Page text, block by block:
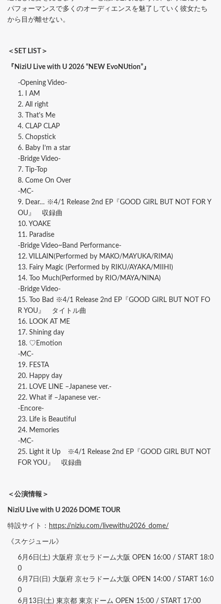
パフォーマンスで多くのオーディエンスを魅了していく彼女たち
から目が離せない。
＜SET LIST＞
『NiziU Live with U 2026 “NEW EvoNUtion”』
-Opening Video-
1. I AM
2. All right
3. That's Me
4. CLAP CLAP
5. Chopstick
6. Baby I’m a star
-Bridge Video-
7. Tip-Top
8. Come On Over
-MC-
9. Dear… ※4/1 Release 2nd EP『GOOD GIRL BUT NOT FOR Y
OU』 収録曲
10. YOAKE
11. Paradise
-Bridge Video~Band Performance-
12. VILLAIN(Performed by MAKO/MAYUKA/RIMA)
13. Fairy Magic (Performed by RIKU/AYAKA/MIIHI)
14. Too Much(Performed by RIO/MAYA/NINA)
-Bridge Video-
15. Too Bad ※4/1 Release 2nd EP『GOOD GIRL BUT NOT FO
R YOU』 タイトル曲
16. LOOK AT ME
17. Shining day
18. ♡Emotion
-MC-
19. FESTA
20. Happy day
21. LOVE LINE –Japanese ver.-
22. What if –Japanese ver.-
-Encore-
23. Life is Beautiful
24. Memories
-MC-
25. Light it Up ※4/1 Release 2nd EP『GOOD GIRL BUT NOT
FOR YOU』 収録曲
＜公演情報＞
NiziU Live with U 2026 DOME TOUR
特設サイト： https://niziu.com/livewithu2026_dome/
《スケジュール》
6月6日(土) 大阪府 京セラドーム大阪 OPEN 16:00 / START 18:0
0
6月7日(日) 大阪府 京セラドーム大阪 OPEN 14:00 / START 16:0
0
6月13日(土) 東京都 東京ドーム OPEN 15:00 / START 17:00